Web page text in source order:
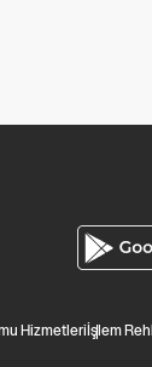
Hizmetleriİşlem